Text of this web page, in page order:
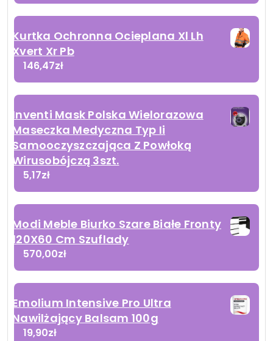
Kurtka Ochronna Ocieplana Xl Lh
Xvert Xr Pb
146,47zł
Inventi Mask Polska Wielorazowa
Maseczka Medyczna Typ Ii
Samooczyszczająca Z Powłoką
Wirusobójczą 3szt.
5,17zł
Modi Meble Biurko Szare Białe Fronty
120X60 Cm Szuflady
570,00zł
Emolium Intensive Pro Ultra
Nawilżający Balsam 100g
19,90zł